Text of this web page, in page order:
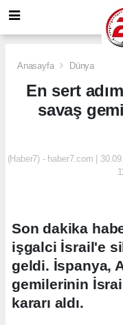
Anasayfa Dünya
En sert
savaş
(Haber7) - haber7.com |
Son dakika
işgalci İsrail'e
geldi. İspanya,
gemilerinin
kararı aldı.